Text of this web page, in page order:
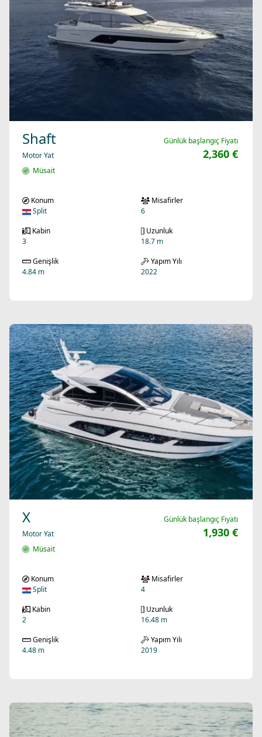
Shaft
Motor Yat
Müsait
Günlük başlangıç Fiyatı
2,360 €
Konum
Split
Misafirler
6
Kabin
3
Uzunluk
18.7 m
Genişlik
4.84 m
Yapım Yılı
2022
X
Motor Yat
Müsait
Günlük başlangıç Fiyatı
1,930 €
Konum
Split
Misafirler
4
Kabin
2
Uzunluk
16.48 m
Genişlik
4.48 m
Yapım Yılı
2019